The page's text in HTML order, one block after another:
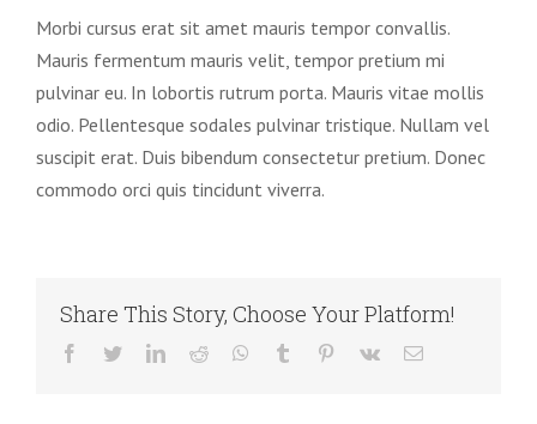
Morbi cursus erat sit amet mauris tempor convallis.
Mauris fermentum mauris velit, tempor pretium mi
pulvinar eu. In lobortis rutrum porta. Mauris vitae mollis
odio. Pellentesque sodales pulvinar tristique. Nullam vel
suscipit erat. Duis bibendum consectetur pretium. Donec
commodo orci quis tincidunt viverra.
Share This Story, Choose Your Platform!
Facebook
TwitterLinkedIn
Reddit WhatsApp
Tumblr Pinterest
Vk
Correo